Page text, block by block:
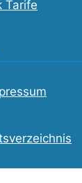
Tarife